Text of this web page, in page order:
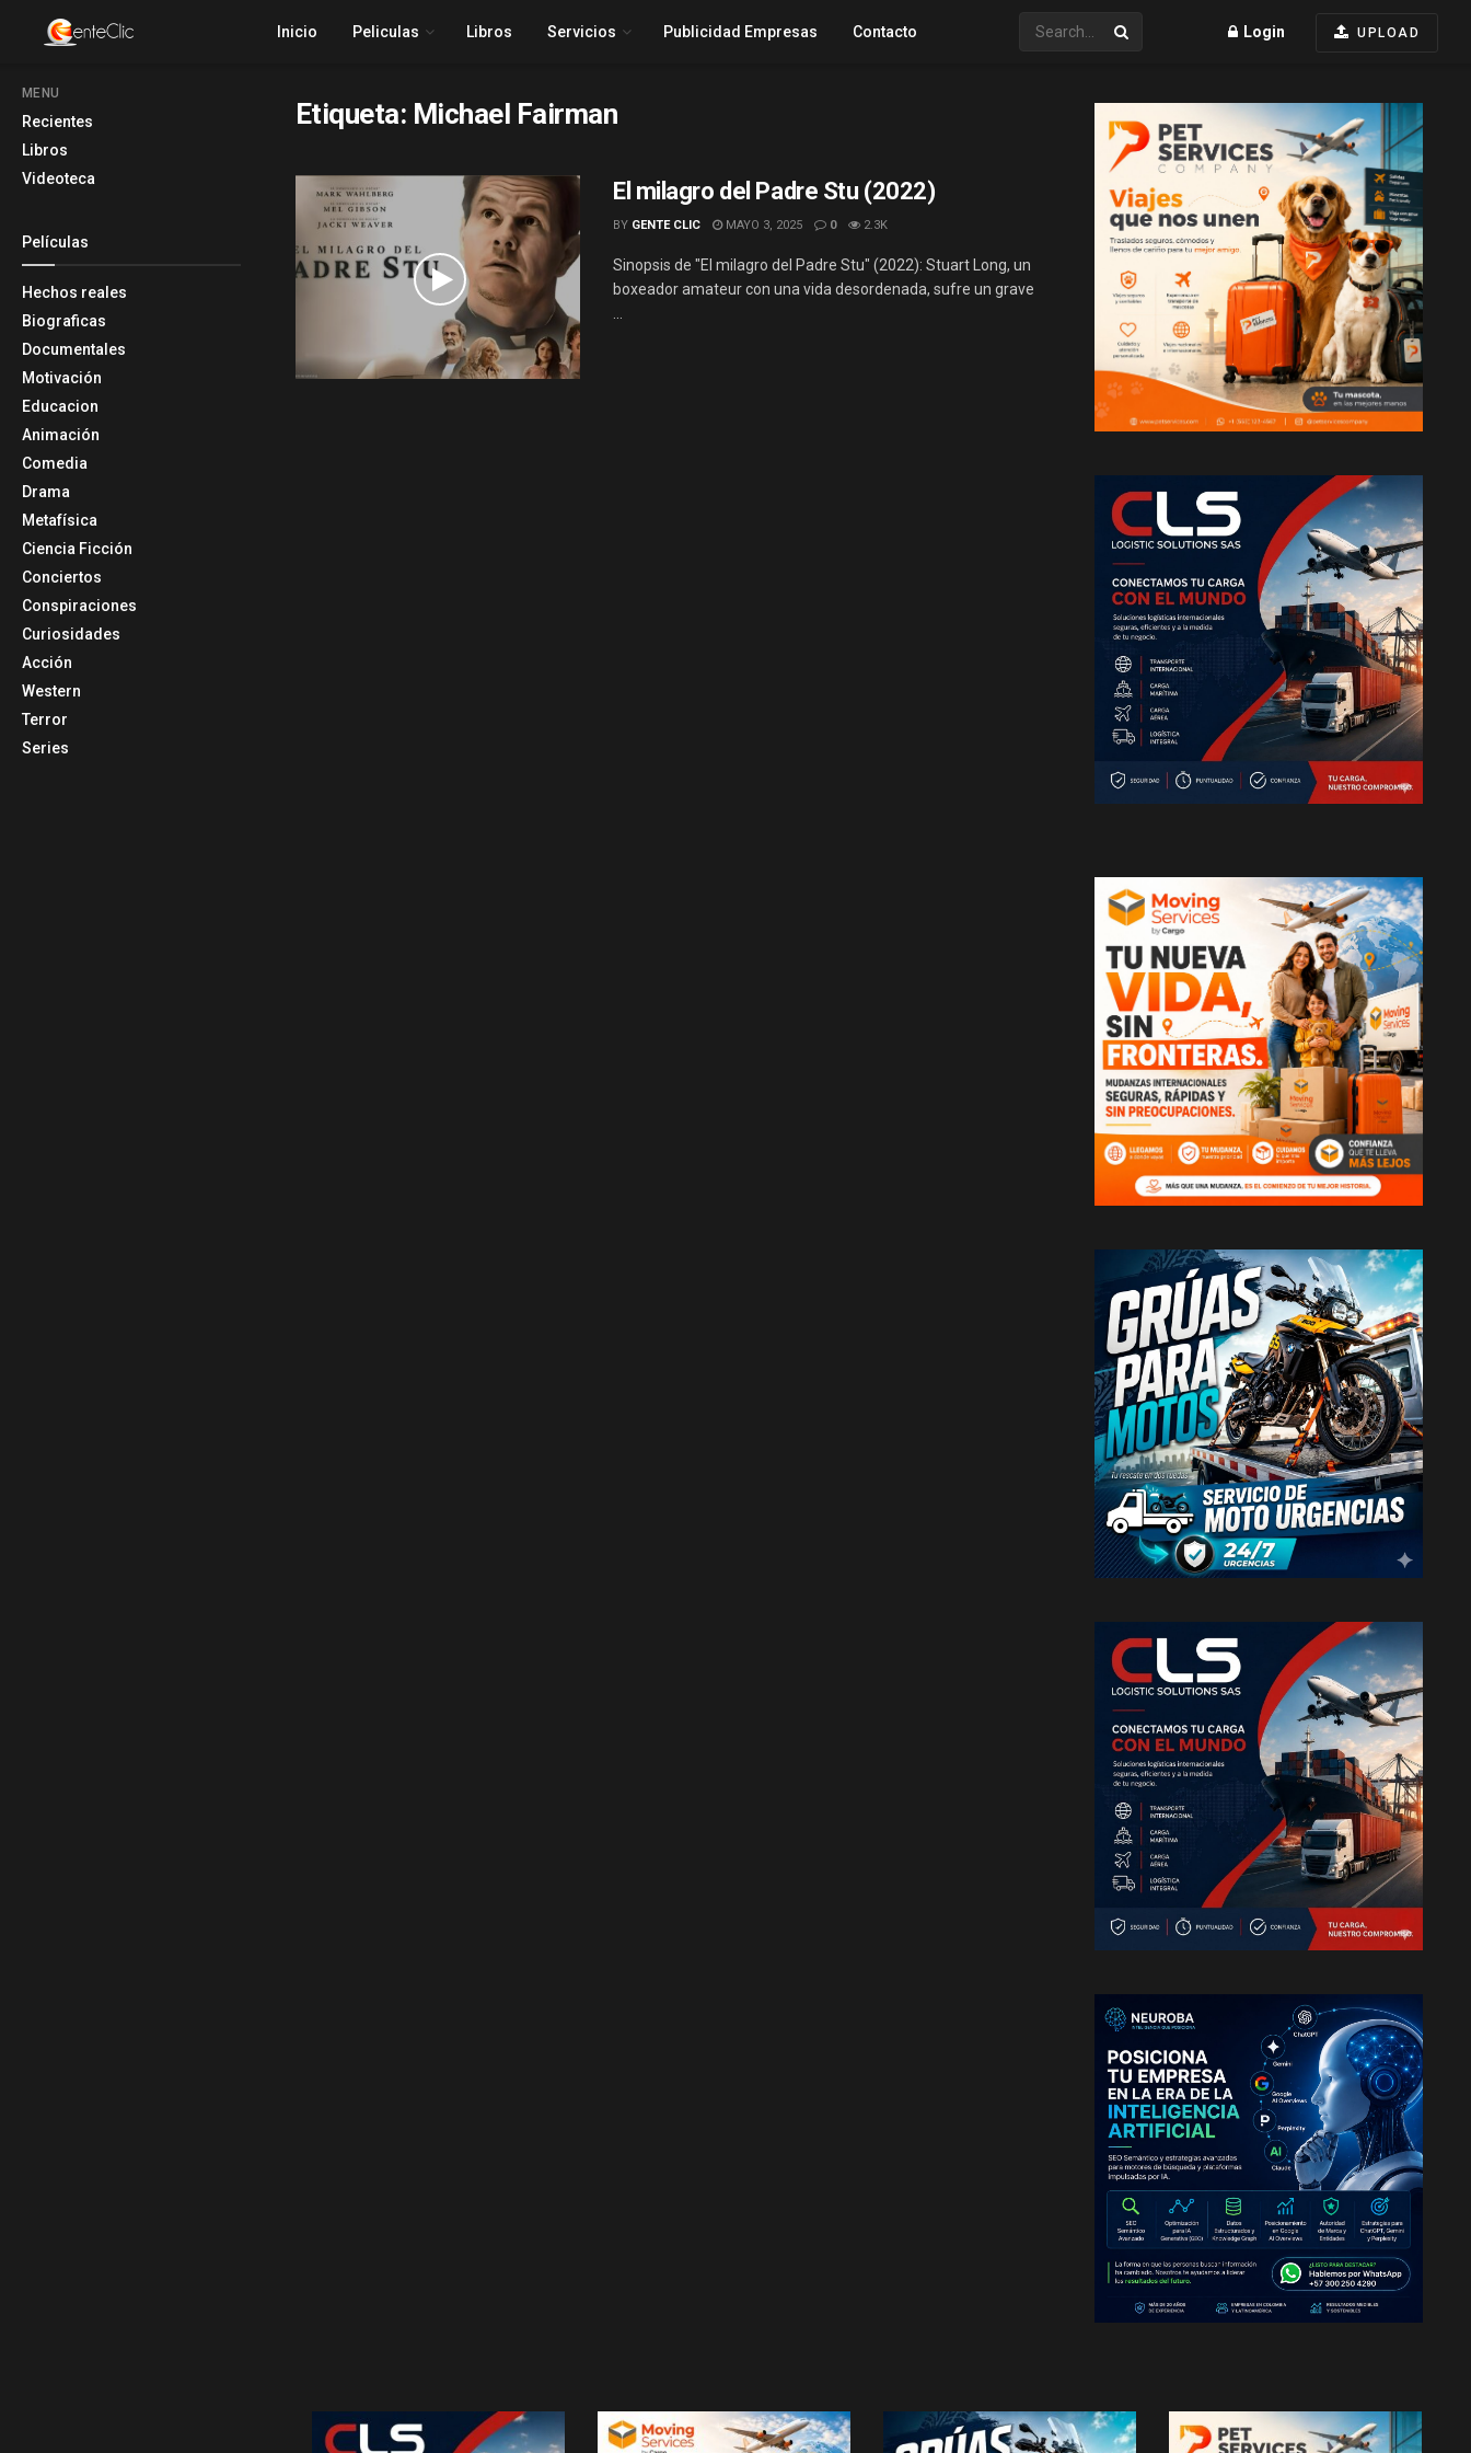
MENU
Recientes
Libros
Videoteca
Películas
Hechos reales
Biograficas
Documentales
Motivación
Educacion
Animación
Comedia
Drama
Metafísica
Ciencia Ficción
Conciertos
Conspiraciones
Curiosidades
Acción
Western
Terror
Series
Inicio Peliculas Libros Servicios Publicidad Empresas Contacto Login UPLOAD
Etiqueta: Michael Fairman
El milagro del Padre Stu (2022)
BY GENTE CLIC MAYO 3, 2025 0 2.3K
Sinopsis de "El milagro del Padre Stu" (2022): Stuart Long, un
boxeador amateur con una vida desordenada, sufre un grave